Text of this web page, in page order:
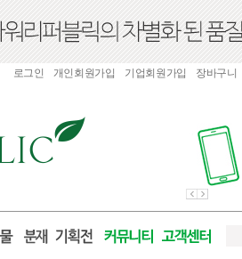
로그인 개인회원가입 기업회원가입 장바구니